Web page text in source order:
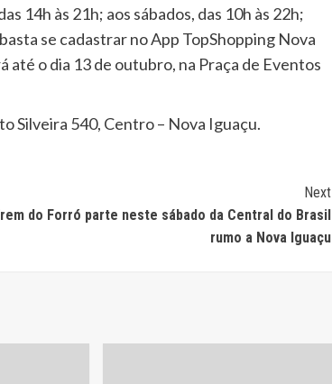
14h às 21h; aos sábados, das 10h às 22h;
se cadastrar no App TopShopping Nova
o dia 13 de outubro, na Praça de Eventos
Silveira 540, Centro – Nova Iguaçu.
Next
do Forró parte neste sábado da Central do Brasil
rumo a Nova Iguaçu